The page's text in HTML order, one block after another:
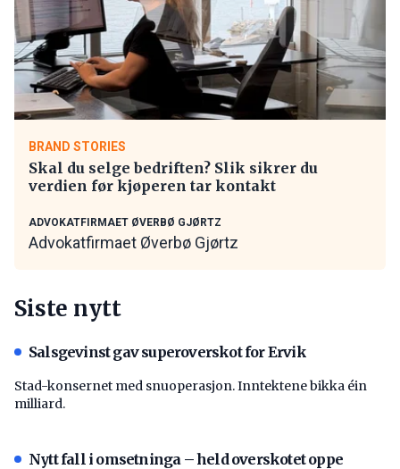
BRAND STORIES
Skal du selge bedriften? Slik sikrer du
verdien før kjøperen tar kontakt
ADVOKATFIRMAET ØVERBØ GJØRTZ
Advokatfirmaet Øverbø Gjørtz
Siste nytt
Salsgevinst gav superoverskot for Ervik
Stad-konsernet med snuoperasjon. Inntektene bikka éin
milliard.
Nytt fall i omsetninga – held overskotet oppe